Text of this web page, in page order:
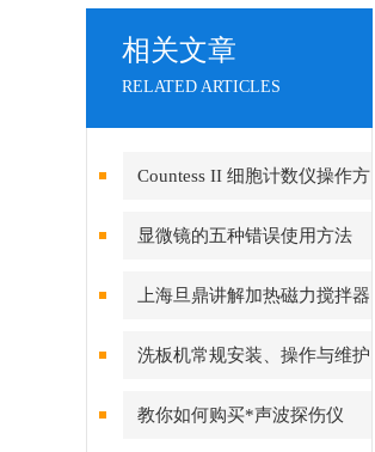
相关文章
RELATED ARTICLES
Countess II 细胞计数仪操作方
法
显微镜的五种错误使用方法
上海旦鼎讲解加热磁力搅拌器
的使用注意事项
洗板机常规安装、操作与维护
教你如何购买*声波探伤仪